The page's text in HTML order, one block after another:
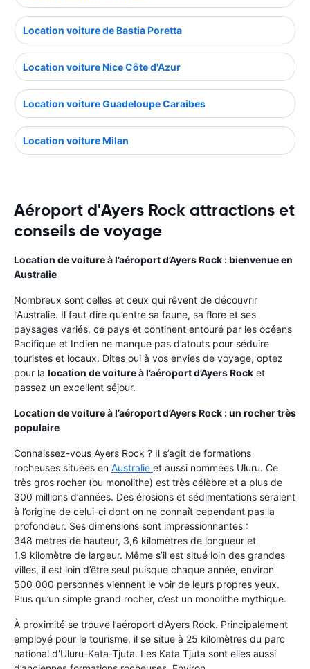
Location voiture de Bastia Poretta
Location voiture Nice Côte d'Azur
Location voiture Guadeloupe Caraibes
Location voiture Milan
Aéroport d'Ayers Rock attractions et
conseils de voyage
Location de voiture à l’aéroport d’Ayers Rock : bienvenue en
Australie
Nombreux sont celles et ceux qui rêvent de découvrir
l’Australie. Il faut dire qu’entre sa faune, sa flore et ses
paysages variés, ce pays et continent entouré par les océans
Pacifique et Indien ne manque pas d’atouts pour séduire
touristes et locaux. Dites oui à vos envies de voyage, optez
pour la location de voiture à l’aéroport d’Ayers Rock et
passez un excellent séjour.
Location de voiture à l’aéroport d’Ayers Rock : un rocher très
populaire
Connaissez-vous Ayers Rock ? Il s’agit de formations
rocheuses situées en Australie et aussi nommées Uluru. Ce
très gros rocher (ou monolithe) est très célèbre et a plus de
300 millions d’années. Des érosions et sédimentations seraient
à l’origine de celui-ci dont on ne connaît cependant pas la
profondeur. Ses dimensions sont impressionnantes :
348 mètres de hauteur, 3,6 kilomètres de longueur et
1,9 kilomètre de largeur. Même s’il est situé loin des grandes
villes, il est loin d’être seul puisque chaque année, environ
500 000 personnes viennent le voir de leurs propres yeux.
Plus qu’un simple grand rocher, c’est un monolithe mythique.
À proximité se trouve l’aéroport d’Ayers Rock. Principalement
employé pour le tourisme, il se situe à 25 kilomètres du parc
national d'Uluru-Kata-Tjuta. Les Kata Tjuta sont elles aussi